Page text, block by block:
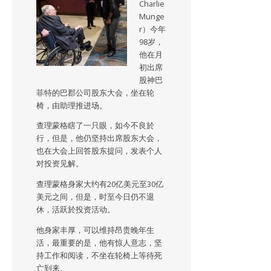
Charlie
Munge
r）今年
98岁，
他在月
初出席
股神巴
菲特的巴郡公司股东大会，坐在轮
椅，由助理推进场。
查理蒙格瞎了一只眼，如今不良於
行，但是，他仍坚持出席股东大会，
也在大会上回答股东提问，发表个人
对投资见解。
查理蒙格身家大约有20亿美元至30亿
美元之间，但是，时至今日仍不退
休，活跃於投资活动。
他身家丰厚，可以维持昂贵晚年生
活，最重要的是，他有惊人意志，坚
持工作和阅读，不坐在轮椅上等待死
亡到来。